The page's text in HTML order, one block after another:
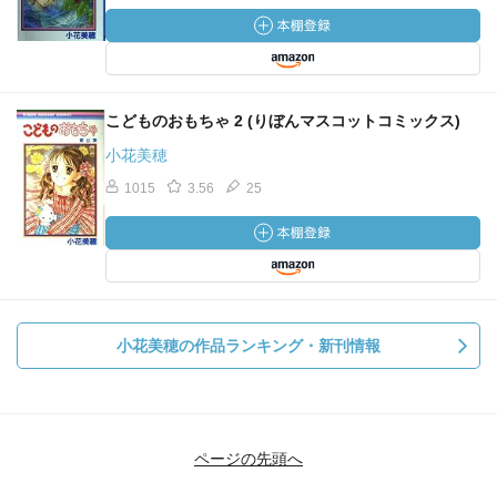
こどものおもちゃ 2 (りぼんマスコットコミックス)
小花美穂
1015 3.56 25
小花美穂の作品ランキング・新刊情報
ページの先頭へ